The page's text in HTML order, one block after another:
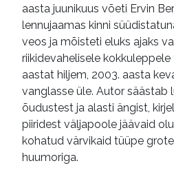
aasta juunikuus võeti Ervin
lennujaamas kinni
veos ja mõisteti eluks ajaks
riikidevahelisele
aastat hiljem, 2003. aasta
vanglasse üle. Autor säästab
õudustest ja alasti ängist,
piiridest välja­poole jäävaid
kohatud värvikaid tüüpe
huumoriga.